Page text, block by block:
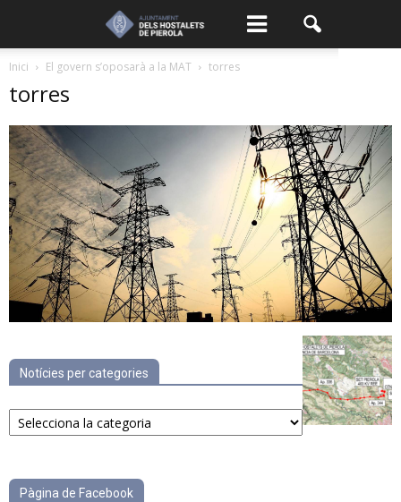
Inici El govern s’oposarà a la MAT torres
torres
Notícies per categories
Notícies
per
Pàgina de Facebook